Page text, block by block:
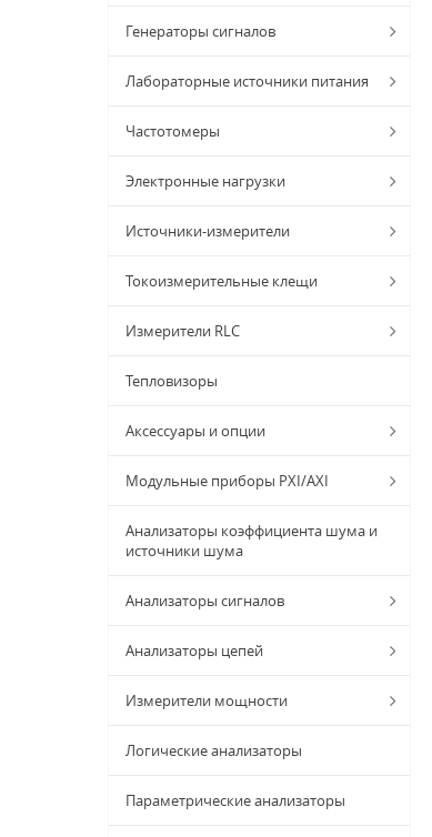
Генераторы сигналов
Лабораторные источники питания
Частотомеры
Электронные нагрузки
Источники-измерители
Токоизмерительные клещи
Измерители RLC
Тепловизоры
Аксессуары и опции
Модульные приборы PXI/AXI
Анализаторы коэффициента шума и
источники шума
Анализаторы сигналов
Анализаторы цепей
Измерители мощности
Логические анализаторы
Параметрические анализаторы